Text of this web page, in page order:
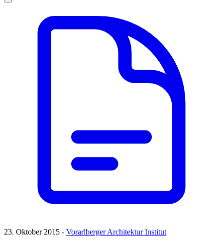
23. Oktober 2015 - Vorarlberger Architektur Institut